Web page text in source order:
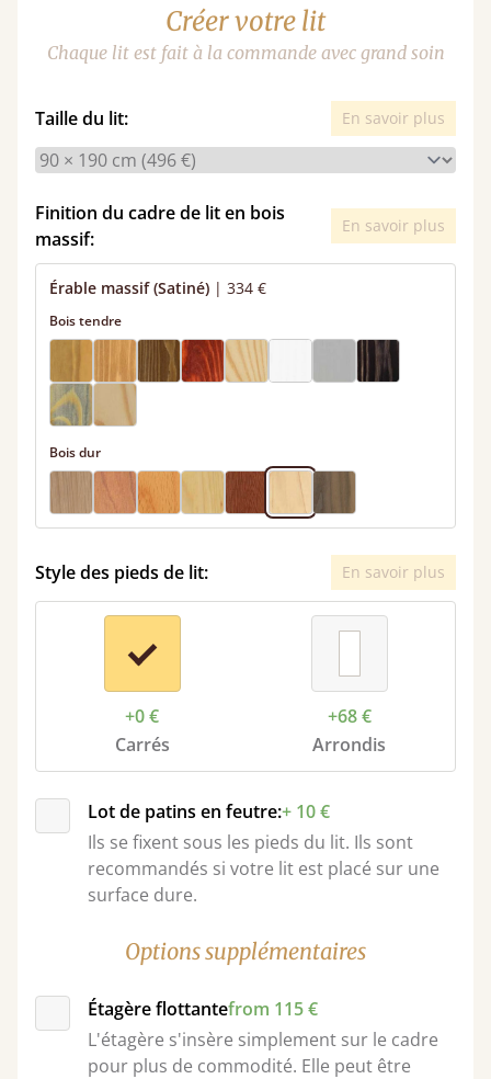
Créer votre lit
Chaque lit est fait à la commande avec grand soin
Taille du lit: En savoir plus
Finition du cadre de lit en bois
massif:
En savoir plus
Érable massif (Satiné) | 334 €
Bois tendre
Bois dur
Style des pieds de lit: En savoir plus
+0 €
Carrés
+68 €
Arrondis
Lot de patins en feutre:+ 10 €
Ils se fixent sous les pieds du lit. Ils sont
recommandés si votre lit est placé sur une
surface dure.
Options supplémentaires
Étagère flottantefrom 115 €
L'étagère s'insère simplement sur le cadre
pour plus de commodité. Elle peut être